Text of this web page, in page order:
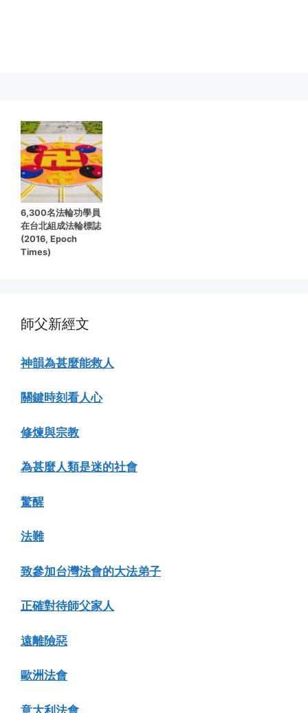
6,300名法輪功學員
在台北組成法輪標誌
(2016, Epoch
Times)
師父新經文
神韻為甚麼能救人
關鍵時刻看人心
修煉與宗教
為甚麼人類是迷的社會
驚醒
法難
致參加台灣法會的大法弟子
正確對待師父家人
遠離險惡
歐洲法會
意大利法會